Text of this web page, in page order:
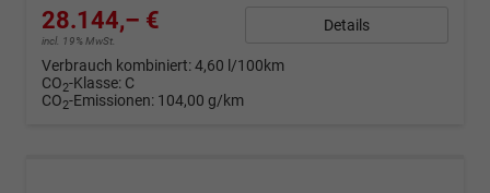
28.144,– €
incl. 19% MwSt.
Details
Verbrauch kombiniert:4,60 l/100km
CO2-Klasse: C
CO2-Emissionen: 104,00 g/km